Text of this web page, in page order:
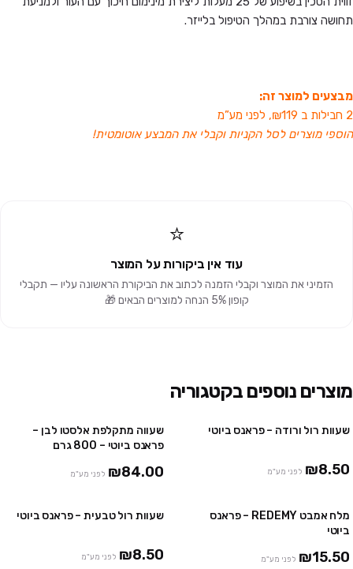
תחושה צורבת במהלך הטיפול בלייזר.
מבצעים למוצר זה:
2 חבילות ב ₪119, לפני מע”מ
הוספי מוצרים לסל הקניות וקבלי את המבצע אוטומטית!
⭐
עוד אין ביקורות על המוצר
הזמיני את המוצר וקבלי הזמנה לכתוב את הביקורת הראשונה עליו — תקבלי
קופון 5% הנחה למוצרים הבאים 🎁
מוצרים נוספים בקטגוריה
שעוות רול ורודה – פראנס ביוטי
₪8.50 לפני מע"מ
2 יח' ב ₪159
שעווה מתקלפת אלסטו לבן –
פראנס ביוטי – 800 גרם
₪84.00 לפני מע"מ
מלח אמבט REDEMY – פראנס
ביוטי
₪15.50 לפני מע"מ
שעוות רול טבעית – פראנס ביוטי
₪8.50 לפני מע"מ